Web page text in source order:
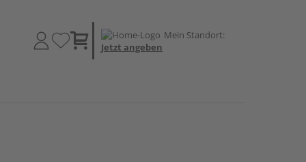
Mein Standort:
Jetzt angeben